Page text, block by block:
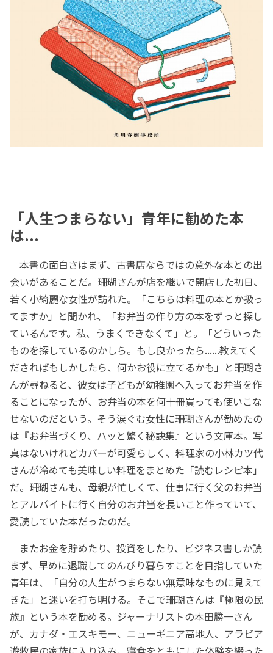
「人生つまらない」青年に勧めた本
は...
本書の面白さはまず、古書店ならではの意外な本との出
会いがあることだ。珊瑚さんが店を継いで開店した初日、
若く小綺麗な女性が訪れた。「こちらは料理の本とか扱っ
てますか」と聞かれ、「お弁当の作り方の本をずっと探し
ているんです。私、うまくできなくて」と。「どういった
ものを探しているのかしら。もし良かったら......教えてく
ださればもしかしたら、何かお役に立てるかも」と珊瑚さ
んが尋ねると、彼女は子どもが幼稚園へ入ってお弁当を作
ることになったが、お弁当の本を何十冊買っても使いこな
せないのだという。そう涙ぐむ女性に珊瑚さんが勧めたの
は『お弁当づくり、ハッと驚く秘訣集』という文庫本。写
真はないけれどカバーが可愛らしく、料理家の小林カツ代
さんが冷めても美味しい料理をまとめた「読むレシピ本」
だ。珊瑚さんも、母親が忙しくて、仕事に行く父のお弁当
とアルバイトに行く自分のお弁当を長いこと作っていて、
愛読していた本だったのだ。
またお金を貯めたり、投資をしたり、ビジネス書しか読
まず、早めに退職してのんびり暮らすことを目指していた
青年は、「自分の人生がつまらない無意味なものに見えて
きた」と迷いを打ち明ける。そこで珊瑚さんは『極限の民
族』という本を勧める。ジャーナリストの本田勝一さん
が、カナダ・エスキモー、ニューギニア高地人、アラビア